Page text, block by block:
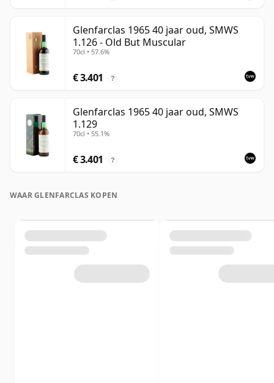
Glenfarclas 1965 40 jaar oud, SMWS
1.126 - Old But Muscular
70cl • 57.6%
€ 3.401 ?
Glenfarclas 1965 40 jaar oud, SMWS
1.129
70cl • 55.1%
€ 3.401 ?
WAAR GLENFARCLAS KOPEN